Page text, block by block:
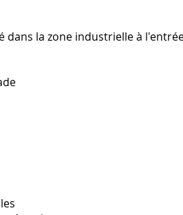
dans la zone industrielle à